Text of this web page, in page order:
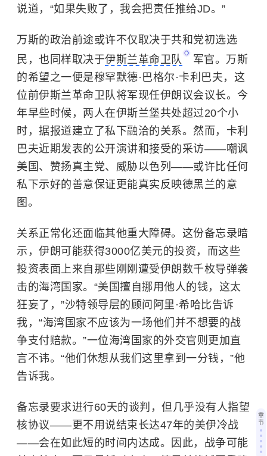
说道，“如果失败了，我会把责任推给JD。”
万斯的政治前途或许不仅取决于共和党初选选
民，也同样取决于伊斯兰革命卫队
军官。万斯
的希望之一便是穆罕默德·巴格尔·卡利巴夫，这
位前伊斯兰革命卫队将军现任伊朗议会议长。今
年早些时候，两人在伊斯兰堡共处超过20个小
时，据报道建立了私下融洽的关系。然而，卡利
巴夫近期发表的公开演讲和接受的采访——嘲讽
美国、赞扬真主党、威胁以色列——或许比任何
私下示好的善意保证更能真实反映德黑兰的意
图。
关系正常化还面临其他重大障碍。 这份备忘录暗
示，伊朗可能获得3000亿美元的投资，而这些
投资表面上来自那些刚刚遭受伊朗数千枚导弹袭
击的海湾国家。“美国擅自挪用他人的钱，这太
狂妄了，”沙特领导层的顾问阿里·希哈比告诉
我，“海湾国家不应该为一场他们并不想要的战
争支付赔款。”一位海湾国家的外交官则更加直
言不讳。“他们休想从我们这里拿到一分钱，”他
告诉我。
备忘录要求进行60天的谈判，但几乎没有人指望
核协议——更不用说结束长达47年的美伊冷战
——会在如此短的时间内达成。因此，战争可能
章
节